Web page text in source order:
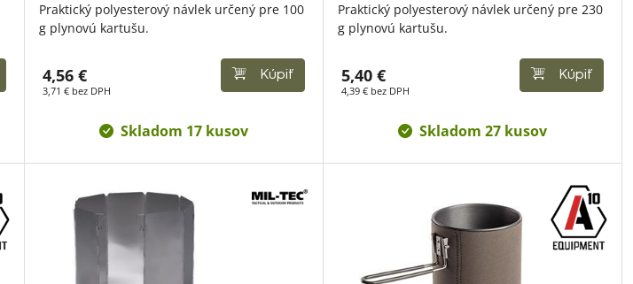
Praktický polyesterový návlek určený pre 100
g plynovú kartušu.
4,56 €
3,71 € bez DPH
Kúpiť
Skladom 17 kusov
Praktický polyesterový návlek určený pre 230
g plynovú kartušu.
5,40 €
4,39 € bez DPH
Kúpiť
Skladom 27 kusov